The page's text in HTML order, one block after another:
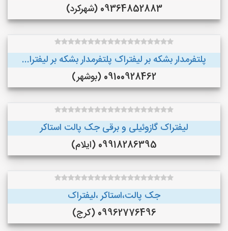
09364852883 (شهرکرد)
پلتفرمدار بشکه بر لیفتراک پلتفرمدار بشکه بر لیفترا...
09100928462 (بوشهر)
لیفتراک گازوئیلی و برقی جک پالت استاکر
09918286395 (ایلام)
جک پالت،استاکر ،لیفتراک
09962776496 (کرج)